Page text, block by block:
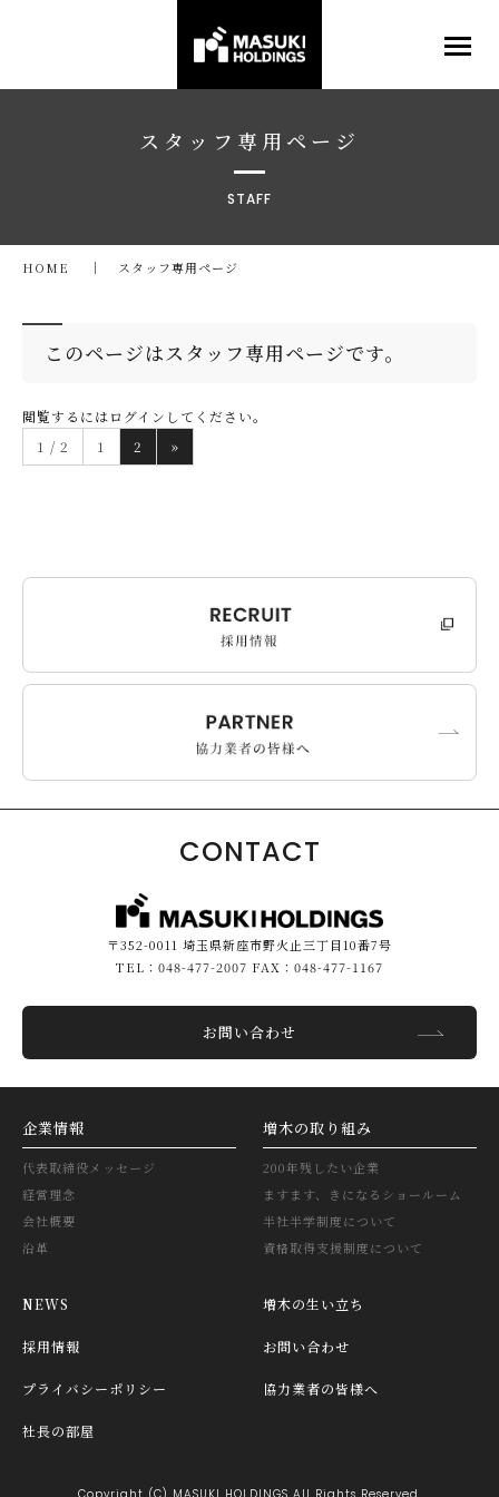
スタッフ専用ページ
STAFF
HOME スタッフ専用ページ
このページはスタッフ専用ページです。
閲覧するにはログインしてください。
1 / 2
1 2 »
CONTACT
〒352-0011 埼玉県新座市野火止三丁目10番7号
TEL：048-477-2007 FAX：048-477-1167
お問い合わせ
企業情報
代表取締役メッセージ
経営理念
会社概要
沿革
増木の取り組み
200年残したい企業
ますます、きになるショールーム
半社半学制度について
資格取得支援制度について
NEWS 増木の生い立ち
採用情報 お問い合わせ
プライバシーポリシー 協力業者の皆様へ
社長の部屋